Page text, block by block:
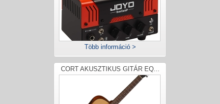
Több információ >
CORT AKUSZTIKUS GITÁR EQ...